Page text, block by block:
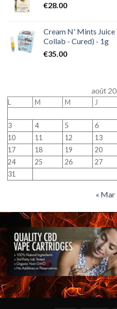
€28.00
Cream N' Mints Juice
Collab - Cured) - 1g
€35.00
août
L M M J
3
4 5 6
10
11 12 13
17
18 19 20
24
25 26 27
31
« Mar